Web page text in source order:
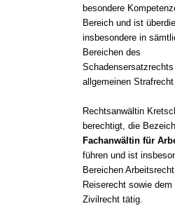
besondere
Bereich und ist
insbesondere in
Bereichen des
allgemeinen
Rechtsanwältin
berechtigt, die
Fachanwältin für
führen und ist
Bereichen
Reiserecht sowie dem
Zivilrecht tätig.